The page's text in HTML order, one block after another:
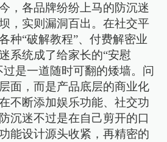
，各品牌纷纷上马的防沉迷
，实则漏洞百出。在社交平
种“破解教程”、付费解密业
系统成了给家长的“安慰
过是一道随时可翻的矮墙。问
面，而是产品底层的商业化
不断添加娱乐功能、社交功
沉迷不过是在自己剪开的口
能设计源头收紧，再精密的